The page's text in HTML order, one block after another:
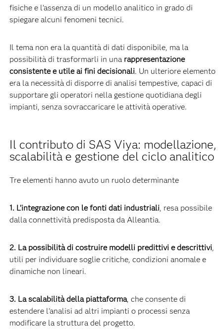
fisiche e l’assenza di un modello analitico in grado di
spiegare alcuni fenomeni tecnici.
Il tema non era la quantità di dati disponibile, ma la
possibilità di trasformarli in una rappresentazione
consistente e utile ai fini decisionali. Un ulteriore elemento
era la necessità di disporre di analisi tempestive, capaci di
supportare gli operatori nella gestione quotidiana degli
impianti, senza sovraccaricare le attività operative.
Il contributo di SAS Viya: modellazione,
scalabilità e gestione del ciclo analitico
Tre elementi hanno avuto un ruolo determinante
1. L’integrazione con le fonti dati industriali, resa possibile
dalla connettività predisposta da Alleantia.
2. La possibilità di costruire modelli predittivi e descrittivi,
utili per individuare soglie critiche, condizioni anomale e
dinamiche non lineari.
3. La scalabilità della piattaforma, che consente di
estendere l’analisi ad altri impianti o processi senza
modificare la struttura del progetto.